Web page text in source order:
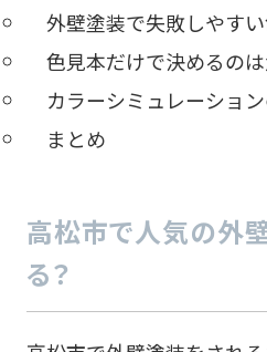
外壁塗装で失敗しやす
色見本だけで決めるの
カラーシミュレーショ
まとめ
高松市で人気の外
る？